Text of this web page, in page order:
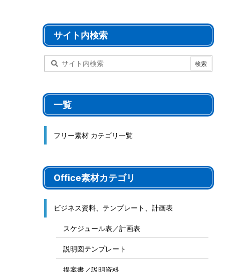
サイト内検索
一覧
フリー素材 カテゴリ一覧
Office素材カテゴリ
ビジネス資料、テンプレート、計画表
スケジュール表／計画表
説明図テンプレート
提案書／説明資料